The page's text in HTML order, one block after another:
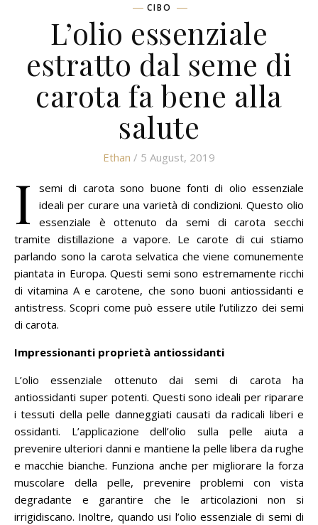
CIBO
L’olio essenziale
estratto dal seme di
carota fa bene alla
salute
Ethan / 5 August, 2019
I
semi di carota sono buone fonti di olio essenziale
ideali per curare una varietà di condizioni. Questo olio
essenziale è ottenuto da semi di carota secchi
tramite distillazione a vapore. Le carote di cui stiamo
parlando sono la carota selvatica che viene comunemente
piantata in Europa.Questi semi sono estremamente ricchi
di vitamina A e carotene, che sono buoni antiossidanti e
antistress.Scopri come può essere utile l’utilizzo dei semi
di carota.
Impressionanti proprietà antiossidanti
L’olio essenziale ottenuto dai semi di carota ha
antiossidanti super potenti. Questi sono ideali per riparare
i tessuti della pelle danneggiati causati da radicali liberi e
ossidanti. L’applicazione dell’olio sulla pelle aiuta a
prevenire ulteriori danni e mantiene la pelle libera da rughe
e macchie bianche. Funziona anche per migliorare la forza
muscolare della pelle, prevenire problemi con vista
degradante e garantire che le articolazioni non si
irrigidiscano. Inoltre, quando usi l’olio essenziale di semi di